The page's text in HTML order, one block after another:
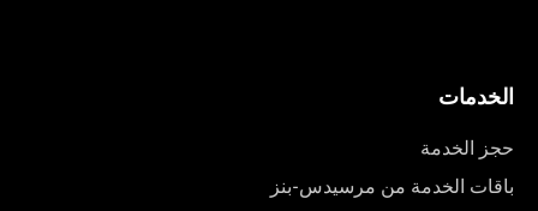
الخدمات
حجز الخدمة
باقات الخدمة من مرسيدس-بنز